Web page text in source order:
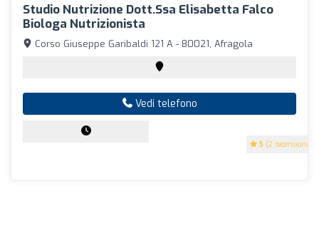
Studio Nutrizione Dott.ssa Elisabetta Falco
Biologa Nutrizionista
5 (2 recensioni)
Corso Giuseppe Garibaldi 121 A - 80021, Afragola
Vedi telefono